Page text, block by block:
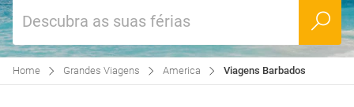
Descubra as suas férias
Home Grandes Viagens America Viagens Barbados